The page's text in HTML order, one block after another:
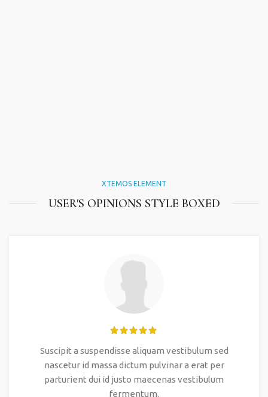
XTEMOS ELEMENT
USER'S OPINIONS STYLE BOXED
Suscipit a suspendisse aliquam vestibulum sed
nascetur id massa dictum pulvinar a erat per
parturient dui id justo maecenas vestibulum
fermentum.